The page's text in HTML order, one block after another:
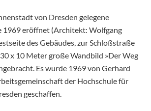
von Dresden gelegene
1969 eröffnet (Architekt: Wolfgang
des Gebäudes, zur Schloßstraße
x 10 Meter große Wandbild »Der Weg
Es wurde 1969 von Gerhard
der Hochschule für
geschaffen.